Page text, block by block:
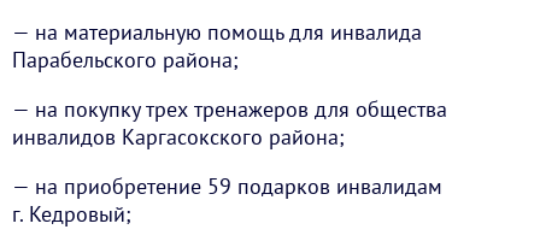
— на материальную помощь для инвалида
Парабельского района;
— на покупку трех тренажеров для общества
инвалидов Каргасокского района;
— на приобретение 59 подарков инвалидам
г. Кедровый;